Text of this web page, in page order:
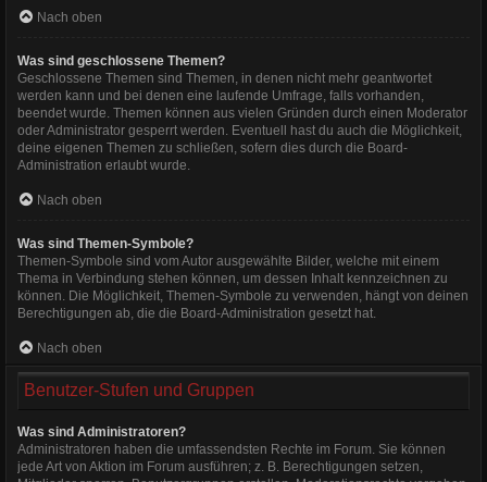
Nach oben
Was sind geschlossene Themen?
Geschlossene Themen sind Themen, in denen nicht mehr geantwortet
werden kann und bei denen eine laufende Umfrage, falls vorhanden,
beendet wurde. Themen können aus vielen Gründen durch einen Moderator
oder Administrator gesperrt werden. Eventuell hast du auch die Möglichkeit,
deine eigenen Themen zu schließen, sofern dies durch die Board-
Administration erlaubt wurde.
Nach oben
Was sind Themen-Symbole?
Themen-Symbole sind vom Autor ausgewählte Bilder, welche mit einem
Thema in Verbindung stehen können, um dessen Inhalt kennzeichnen zu
können. Die Möglichkeit, Themen-Symbole zu verwenden, hängt von deinen
Berechtigungen ab, die die Board-Administration gesetzt hat.
Nach oben
Benutzer-Stufen und Gruppen
Was sind Administratoren?
Administratoren haben die umfassendsten Rechte im Forum. Sie können
jede Art von Aktion im Forum ausführen; z. B. Berechtigungen setzen,